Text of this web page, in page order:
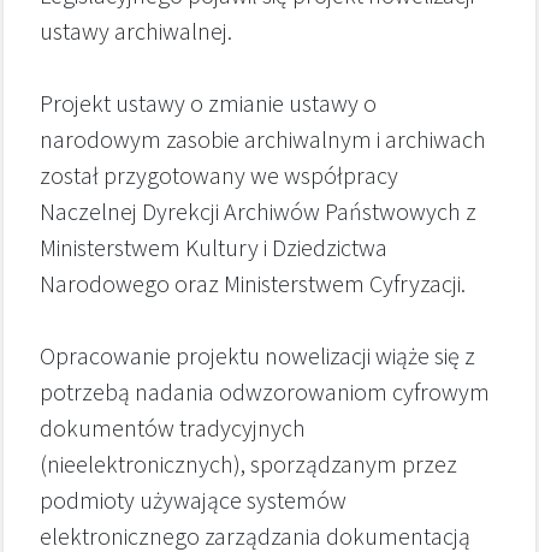
ustawy archiwalnej.
Projekt ustawy o zmianie ustawy o
narodowym zasobie archiwalnym i archiwach
został przygotowany we współpracy
Naczelnej Dyrekcji Archiwów Państwowych z
Ministerstwem Kultury i Dziedzictwa
Narodowego oraz Ministerstwem Cyfryzacji.
Opracowanie projektu nowelizacji wiąże się z
potrzebą nadania odwzorowaniom cyfrowym
dokumentów tradycyjnych
(nieelektronicznych), sporządzanym przez
podmioty używające systemów
elektronicznego zarządzania dokumentacją